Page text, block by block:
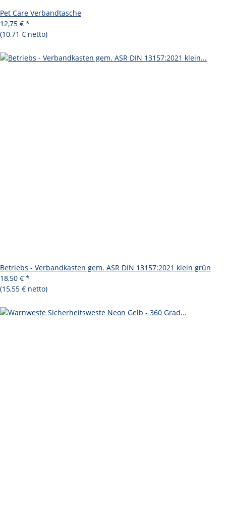
Pet Care Verbandtasche
12,75 € *
(10,71 € netto)
Betriebs - Verbandkasten gem. ASR DIN 13157:2021 klein grün
18,50 € *
(15,55 € netto)